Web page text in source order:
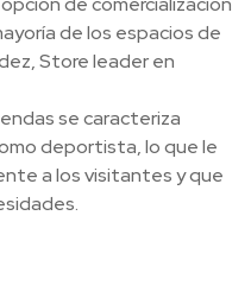
de los espacios de
Store leader en
se caracteriza
deportista, lo que le
a los visitantes y que